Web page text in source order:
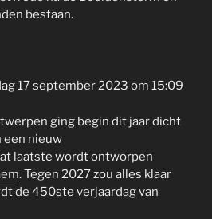
bestaan.
17 september 2023 om 15:09
ging begin dit jaar dicht
een nieuw
laatste wordt ontworpen
. Tegen 2027 zou alles klaar
de 450ste verjaardag van